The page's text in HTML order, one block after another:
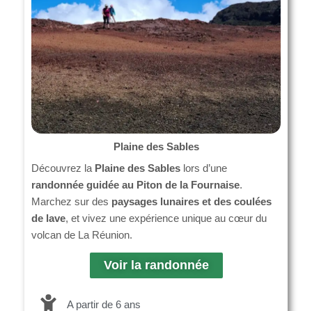
Plaine des Sables
Découvrez la Plaine des Sableslors d’une
randonnée guidée au Piton de la Fournaise.
Marchez sur des paysages lunaires et des coulées
de lave, et vivez une expérience unique au cœur du
volcan de La Réunion.
Voir la randonnée
A partir de 6 ans